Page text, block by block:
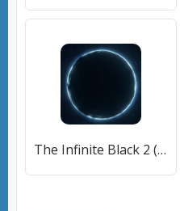
The Infinite Black 2 (Зе Инфинит Блэк 2) [МОД Mega Pack] APK Android